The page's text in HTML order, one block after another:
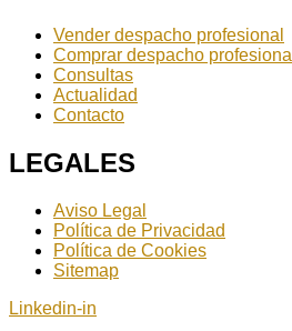
Vender despacho profesional
Comprar despacho profesional
Consultas
Actualidad
Contacto
LEGALES
Aviso Legal
Política de Privacidad
Política de Cookies
Sitemap
Linkedin-in